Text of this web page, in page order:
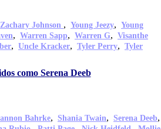
Zachary Johnson , Young Jeezy, Young
, Warren Sapp, Warren G, Visanthe
, Uncle Kracker, Tyler Perry, Tyler
como Serena Deeb
Bahrke, Shania Twain, Serena Deeb,